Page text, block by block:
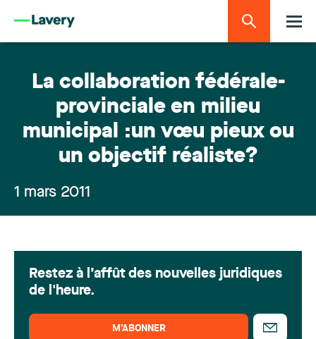
La collaboration fédérale-
provinciale en milieu
municipal :un vœu pieux ou
un objectif réaliste?
1 mars 2011
Restez à l’affût des nouvelles juridiques
de l'heure.
M’ABONNER